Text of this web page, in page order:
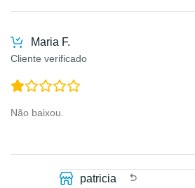
Maria F.
Cliente verificado
Não baixou.
patricia